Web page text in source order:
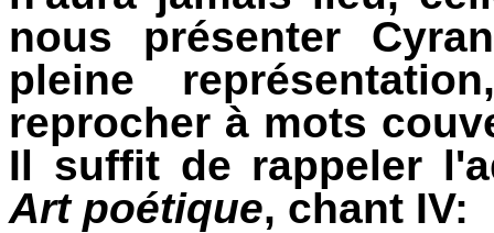
nous présenter
pleine
reprocher à mots
Il suffit de rappeler
Art poétique, chant IV: